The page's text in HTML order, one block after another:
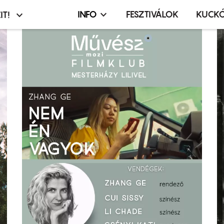
Infó,
esemény,
terembérlés
menü
INFO FESZTIVÁLOK